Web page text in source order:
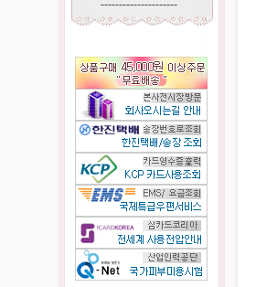
---------------------